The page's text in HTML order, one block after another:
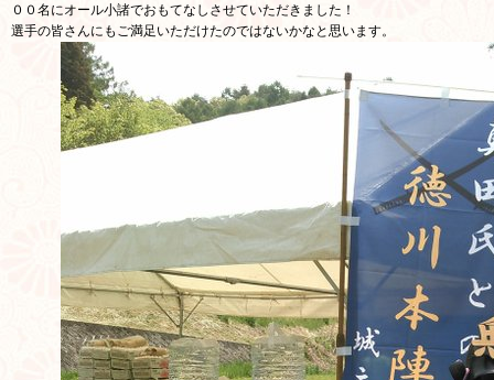
００名にオール小諸でおもてなしさせていただきました！
選手の皆さんにもご満足いただけたのではないかなと思います。